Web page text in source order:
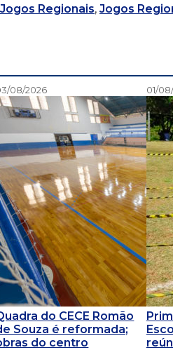
Jogos Regionais, Jogos
08/2026
do CECE Romão
Souza é reformada;
do centro
01/